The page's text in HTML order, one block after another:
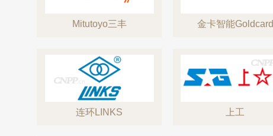
Mitutoyo三丰 金卡智能Goldcard
连环LINKS 上工